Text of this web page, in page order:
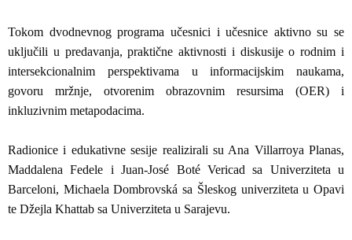
Tokom dvodnevnog programa učesnici i učesnice aktivno su se
uključili u predavanja, praktične aktivnosti i diskusije o rodnim i
intersekcionalnim perspektivama u informacijskim naukama,
govoru mržnje, otvorenim obrazovnim resursima (OER) i
inkluzivnim metapodacima.
Radionice i edukativne sesije realizirali su Ana Villarroya Planas,
Maddalena Fedele i Juan-José Boté Vericad sa Univerziteta u
Barceloni, Michaela Dombrovská sa Šleskog univerziteta u Opavi
te Džejla Khattab sa Univerziteta u Sarajevu.